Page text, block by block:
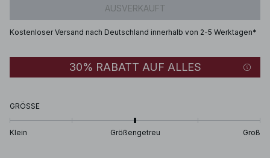
AUSVERKAUFT
Kostenloser Versand nach Deutschland innerhalb von 2-5 Werktagen*
30% RABATT AUF ALLES
GRÖSSE
Klein Größengetreu Groß